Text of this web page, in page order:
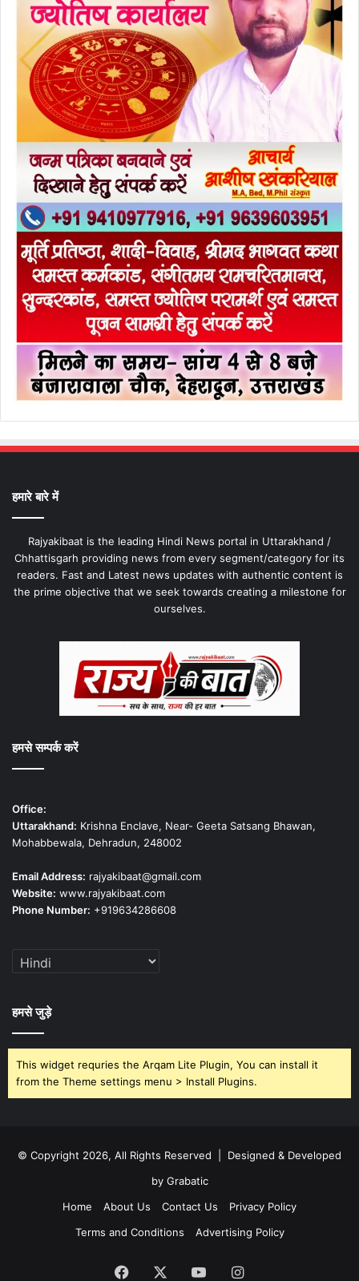
हमारे बारे में
Rajyakibaat is the leading Hindi News portal in Uttarakhand /
Chhattisgarh providing news from every segment/category for its
readers. Fast and Latest news updates with authentic content is
the prime objective that we seek towards creating a milestone for
ourselves.
हमसे सम्पर्क करें
Office:
Uttarakhand: Krishna Enclave, Near- Geeta Satsang Bhawan,
Mohabbewala, Dehradun, 248002
Email Address: rajyakibaat@gmail.com
Website: www.rajyakibaat.com
Phone Number: +919634286608
हमसे जुड़े
This widget requries the Arqam Lite Plugin, You can install it
from the Theme settings menu > Install Plugins.
© Copyright 2026, All Rights Reserved | Designed & Developed
by Grabatic
Home
About Us Contact Us
Privacy Policy
Terms and Conditions
Advertising Policy
Facebook YouTubeInstagram